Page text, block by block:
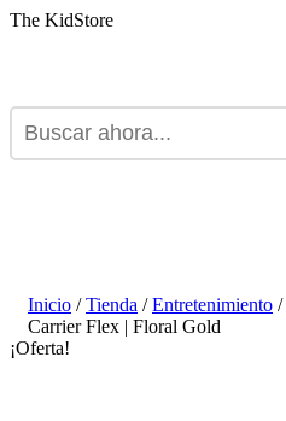
The KidStore
Inicio /Tienda /Entretenimiento /
Carrier Flex | Floral Gold
¡Oferta!